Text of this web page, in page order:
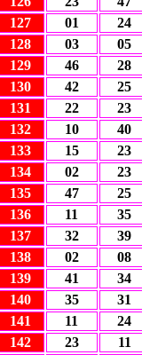
127 01
24
128 03
05
129 46
28
130 42
25
131 22
23
132 10
40
133 15
23
134 02
23
135 47
25
136 11
35
137 32
39
138 02
08
139 41
34
140 35
31
141 11
24
142 23
11